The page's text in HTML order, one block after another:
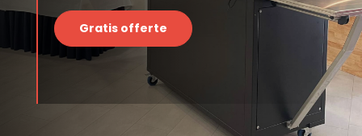
Gratis offerte